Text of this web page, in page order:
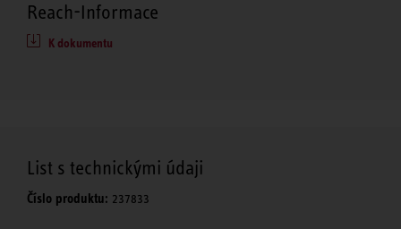
Reach-Informace
K dokumentu
List s technickými údaji
Číslo produktu: 237833